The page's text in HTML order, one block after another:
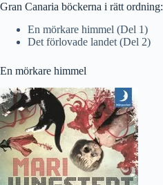
Gran Canaria böckerna i rätt ordning:
En mörkare himmel (Del 1)
Det förlovade landet (Del 2)
En mörkare himmel